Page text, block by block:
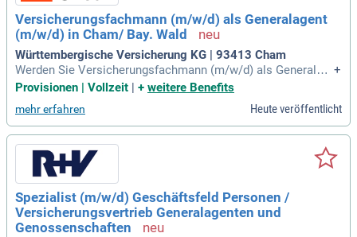
Versicherungsfachmann (m/w/d) als Generalagent
(m/w/d) in Cham/ Bay. Wald
Württembergische Versicherung KG | 93413 Cham
Werden Sie Versicherungsfachmann (m/w/d) als Generalag
ent (m/w/d) in Cham/Bay. Wald und leiten Sie eine erfolgrei
selbstständigen Position entwickeln Sie Ihr Agenturteam un
d gestalten die Zukunft aktiv mit. Sie sind für die Planung un
d Umsetzung von Marketingmaßnahmen verantwortlich und
stärken bestehende Kundenbeziehungen. Durch gezielte Ne
ukundengewinnung bauen Sie Ihren Kundenstamm nachhalti
g aus. Bewerben Sie sich, wenn Sie eine Ausbildung im Vers
icherungs- oder Finanzbereich sowie Vertriebserfahrung mit
bringen und Ihr unternehmerisches Geschick unter Beweis s
tellen möchten!
+
Provisionen | Vollzeit
+ weitere Benefits
mehr erfahren Heute veröffentlicht
Spezialist (m/w/d) Geschäftsfeld Personen /
Versicherungsvertrieb Generalagenten und
Genossenschaften